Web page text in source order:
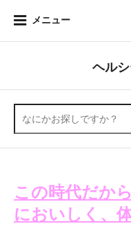
メニュー
ヘル
この時代だか
においしく、